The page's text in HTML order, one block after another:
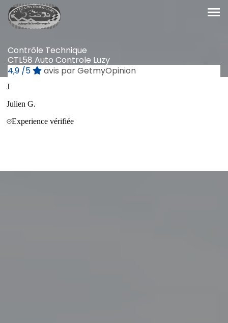
menu
Contrôle Technique
CTL58 Auto Controle Luzy
4,9 /5 avis par GetmyOpinion